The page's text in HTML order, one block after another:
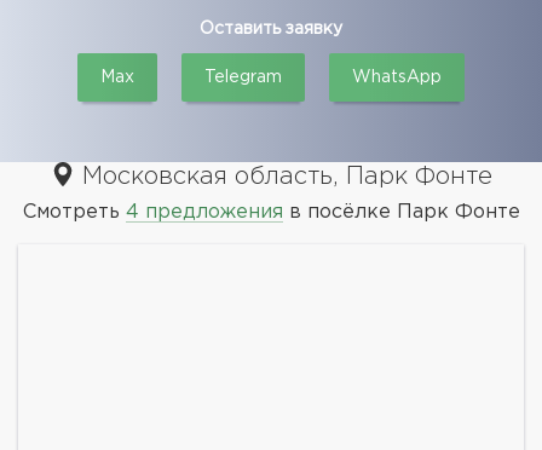
Оставить заявку
Max Telegram WhatsApp
Московская область, Парк Фонте
Смотреть 4 предложения в посёлке Парк Фонте